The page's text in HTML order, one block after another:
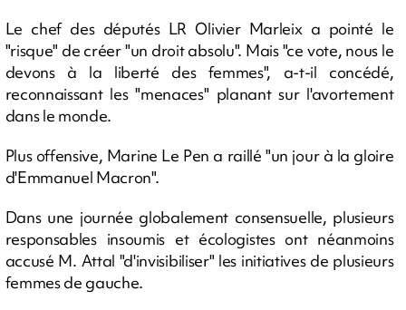
Le chef des députés LR Olivier Marleix a pointé le
"risque" de créer "un droit absolu". Mais "ce vote, nous le
devons à la liberté des femmes", a-t-il concédé,
reconnaissant les "menaces" planant sur l'avortement
dans le monde.
Plus offensive, Marine Le Pen a raillé "un jour à la gloire
d'Emmanuel Macron".
Dans une journée globalement consensuelle, plusieurs
responsables insoumis et écologistes ont néanmoins
accusé M. Attal "d'invisibiliser" les initiatives de plusieurs
femmes de gauche.